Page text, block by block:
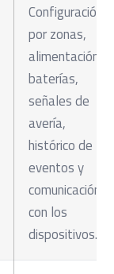
Configuración
por zonas,
alimentación,
baterías,
señales de
avería,
histórico de
eventos y
comunicación
con los
dispositivos.